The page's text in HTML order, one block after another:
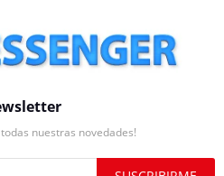
nuestras novedades!